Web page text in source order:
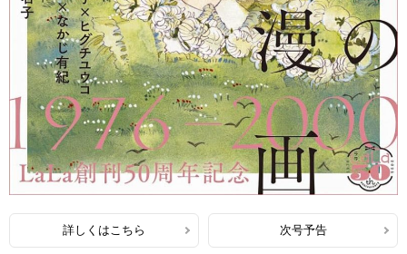
詳しくはこちら 次号予告